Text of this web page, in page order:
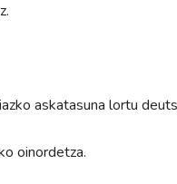
askatasuna lortu
oinordetza.